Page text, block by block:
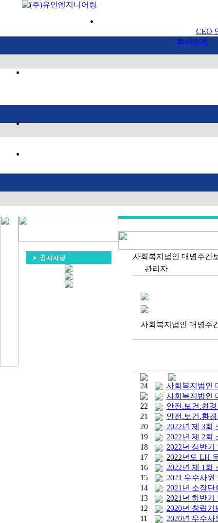
CEO
회사소개
사회복지법인 대명주간
관리자
사회복지법인 대명주
24
사회복지법인
사회복지법인
22
안전.보건.환
21
안전.보건.환
20
2022년 제 3회
19
2022년 제 2회
18
2022년 상반
17
2022년도 LH
16
2022년 제 1회
15
2021 우수사
14
2021년 소장단
13
2021년 하반기
12
2020년 창립
11
2020년 우수